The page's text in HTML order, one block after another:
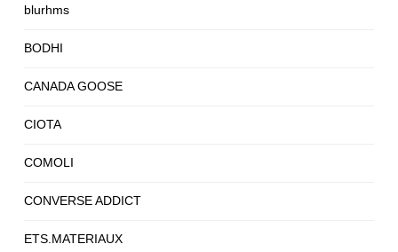
blurhms
BODHI
CANADA GOOSE
CIOTA
COMOLI
CONVERSE ADDICT
ETS.MATERIAUX